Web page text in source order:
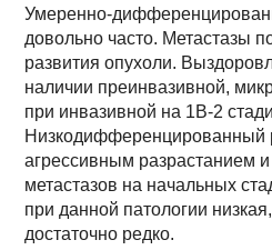
Умеренно-
довольно часто. Метастазы
развития опухоли.
наличии преинвазивной,
при инвазивной на 1В-2
Низкодифференцированный
агрессивным разрастанием
метастазов на начальных
при данной патологии
достаточно редко.